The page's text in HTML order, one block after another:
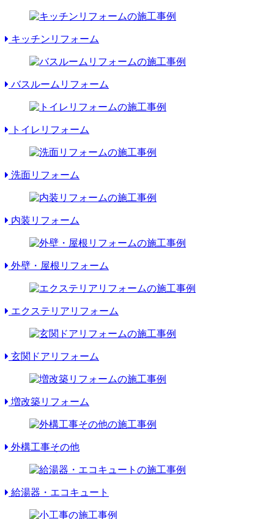
キッチンリフォーム
バスルームリフォーム
トイレリフォーム
洗面リフォーム
内装リフォーム
外壁・屋根リフォーム
エクステリアリフォーム
玄関ドアリフォーム
増改築リフォーム
外構工事その他
給湯器・エコキュート